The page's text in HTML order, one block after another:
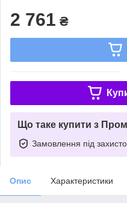
2 761 ₴
Що таке купити з
Замовлення під
Опис Характеристики